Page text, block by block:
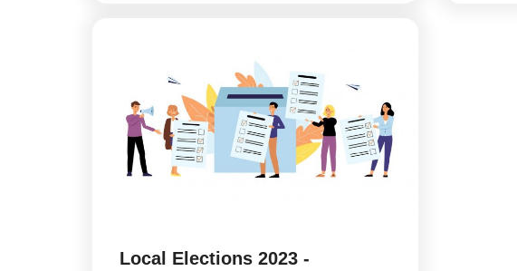
Local Elections 2023 -